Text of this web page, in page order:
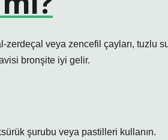
zerdeçal veya zencefil çayları, tuzlu
bronşite iyi gelir.
şurubu veya pastilleri kullanın.